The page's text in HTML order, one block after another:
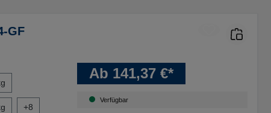
GF
+8
Ab 141,37 €*
Verfügbar